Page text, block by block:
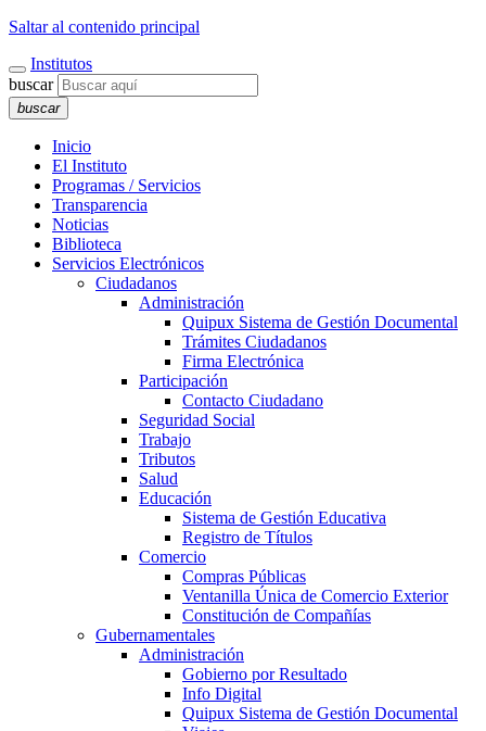
Saltar al contenido principal
Institutos
buscar
buscar
Inicio
El Instituto
Programas / Servicios
Transparencia
Noticias
Biblioteca
Servicios Electrónicos
Ciudadanos
Administración
Quipux Sistema de Gestión Documental
Trámites Ciudadanos
Firma Electrónica
Participación
Contacto Ciudadano
Seguridad Social
Trabajo
Tributos
Salud
Educación
Sistema de Gestión Educativa
Registro de Títulos
Comercio
Compras Públicas
Ventanilla Única de Comercio Exterior
Constitución de Compañías
Gubernamentales
Administración
Gobierno por Resultado
Info Digital
Quipux Sistema de Gestión Documental